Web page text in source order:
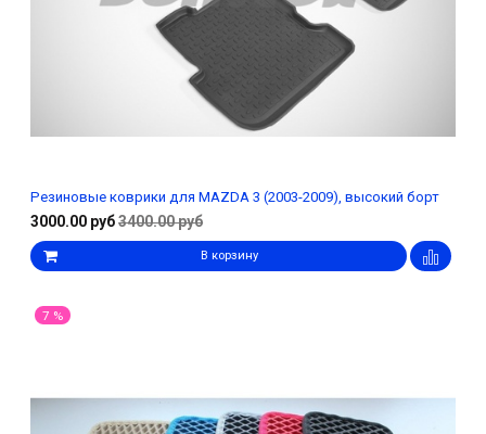
Резиновые коврики для MAZDA 3 (2003-2009), высокий борт
3000.00 руб3400.00 руб
В корзину
7 %